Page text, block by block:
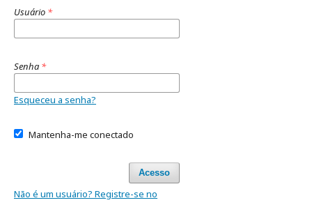
Usuário *
Senha *
Esqueceu a senha?
Mantenha-me conectado
Acesso
Não é um usuário? Registre-se no